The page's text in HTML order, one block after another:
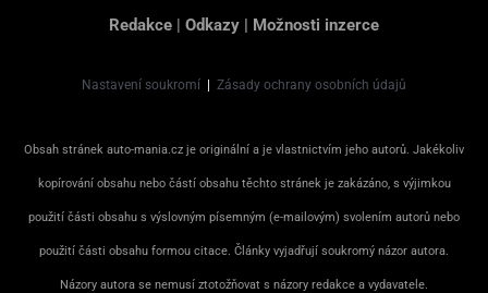
Redakce | Odkazy | Možnosti inzerce
Nastavení soukromí Zásady ochrany osobních údajů
Obsah stránek auto-mania.cz je originální a je vlastnictvím jeho autorů. Jakékoliv
kopírování obsahu nebo částí obsahu těchto stránek je zakázáno, s výjimkou
použití části obsahu s výslovným písemným (e-mailovým) svolením autorů nebo
použití části obsahu formou citace. Články vyjadřují soukromý názor autora.
Názory autora se nemusí ztotožňovat s názory redakce a vydavatele.